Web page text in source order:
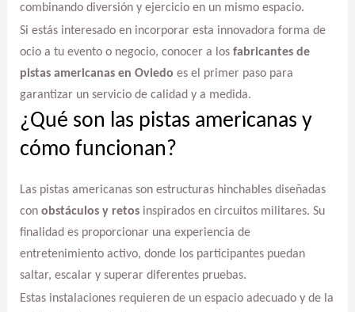
combinando diversión y ejercicio en un mismo espacio.
Si estás interesado en incorporar esta innovadora forma de
ocio a tu evento o negocio, conocer a los fabricantes de
pistas americanas en Oviedo es el primer paso para
garantizar un servicio de calidad y a medida.
¿Qué son las pistas americanas y
cómo funcionan?
Las pistas americanas son estructuras hinchables diseñadas
con obstáculos y retosinspirados en circuitos militares. Su
finalidad es proporcionar una experiencia de
entretenimiento activo, donde los participantes puedan
saltar, escalar y superar diferentes pruebas.
Estas instalaciones requieren de un espacio adecuado y de la